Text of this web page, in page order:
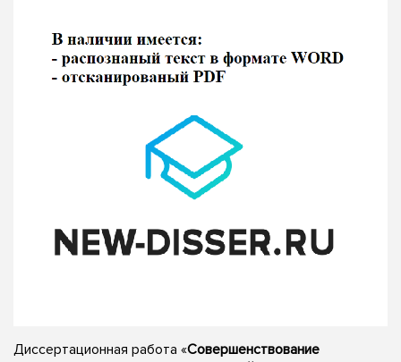
Диссертационная работа «Совершенствование